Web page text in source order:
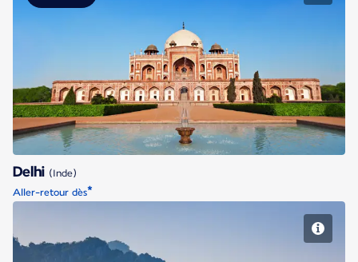
Delhi
Delhi (Inde)
Aller-retour dès*